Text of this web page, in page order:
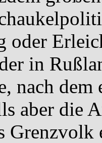
oder
in
nach dem
aber die